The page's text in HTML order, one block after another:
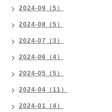
2024-09（5）
2024-08（5）
2024-07（3）
2024-06（4）
2024-05（5）
2024-04（11）
2024-01（4）